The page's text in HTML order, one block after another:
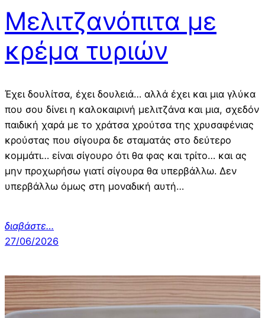
Μελιτζανόπιτα με
κρέμα τυριών
Έχει δουλίτσα, έχει δουλειά… αλλά έχει και μια γλύκα
που σου δίνει η καλοκαιρινή μελιτζάνα και μια, σχεδόν
παιδική χαρά με το χράτσα χρούτσα της χρυσαφένιας
κρούστας που σίγουρα δε σταματάς στο δεύτερο
κομμάτι… είναι σίγουρο ότι θα φας και τρίτο… και ας
μην προχωρήσω γιατί σίγουρα θα υπερβάλλω. Δεν
υπερβάλλω όμως στη μοναδική αυτή…
διαβάστε…
27/06/2026